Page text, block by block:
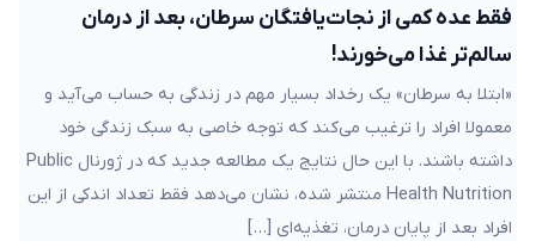
فقط عده کمی از نجات‌یافتگان سرطان، بعد از درمان
سالم‌تر غذا می‌خورند!
«ابتلا به سرطان» یک رخداد بسیار مهم در زندگی به حساب می‌آید و
معمولا افراد را ترغیب می‌کند که توجه خاصی به سبک زندگی خود
داشته باشند. با این حال نتایج یک مطالعه جدید که در ژورنال Public
Health Nutrition منتشر شده، نشان می‌دهد فقط تعداد اندکی از این
افراد بعد از پایان درمان، تغذیه‌ای […]